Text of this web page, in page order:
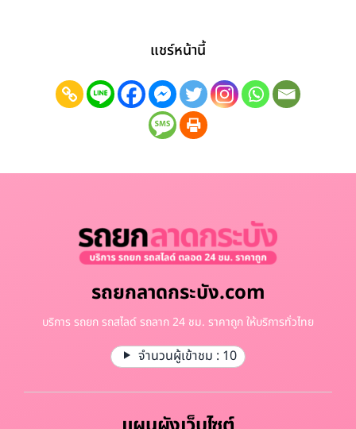
แชร์หน้านี้
รถยกลาดกระบัง.com
บริการ รถยก รถสไลด์ รถลาก 24 ชม. ราคาถูก ให้บริการทั่วไทย
จำนวนผู้เข้าชม : 10